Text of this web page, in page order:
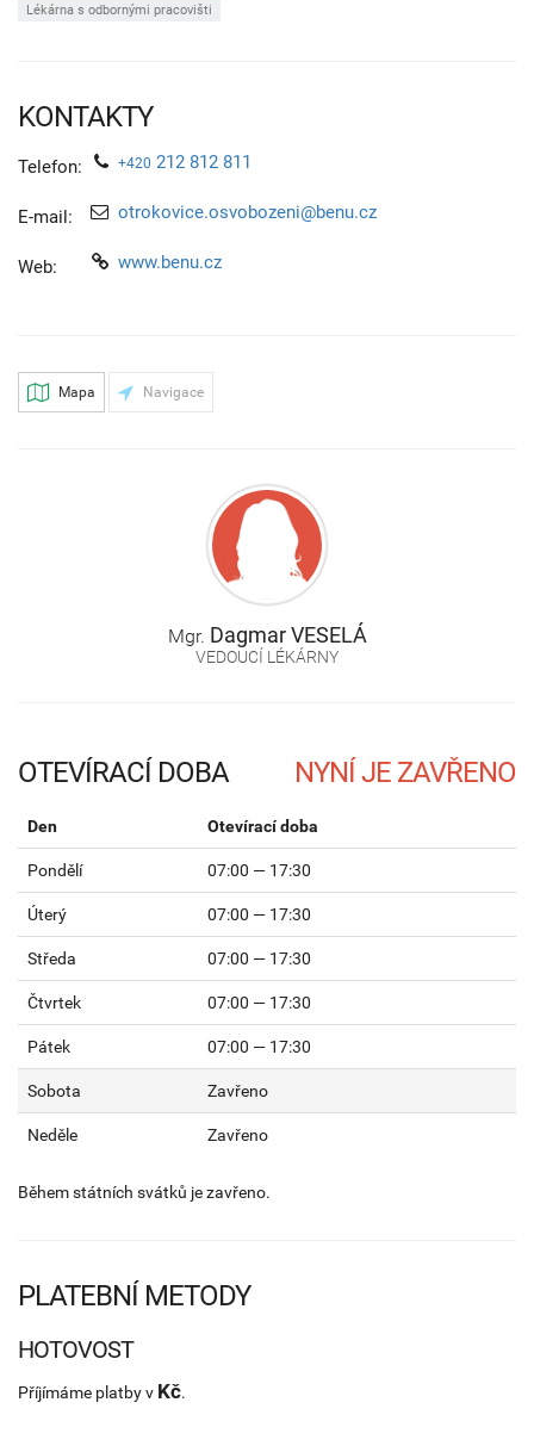
Lékárna s odbornými pracovišti
KONTAKTY
Telefon: +420 212 812 811
E-mail: otrokovice.osvobozeni@benu.cz
Web: www.benu.cz
Mapa Navigace
Mgr. DagmarVESELÁ
VEDOUCÍ LÉKÁRNY
OTEVÍRACÍ DOBA
Den Otevírací doba
Pondělí 07:00 — 17:30
Úterý 07:00 — 17:30
Středa 07:00 — 17:30
Čtvrtek 07:00 — 17:30
Pátek 07:00 — 17:30
Sobota Zavřeno
Neděle Zavřeno
Během státních svátků je zavřeno.
PLATEBNÍ METODY
HOTOVOST
Příjímáme platby v Kč.